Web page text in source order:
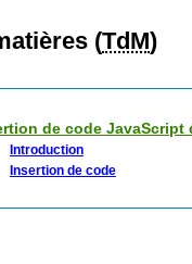
(TdM)
de code JavaScript
Introduction
Insertion de code